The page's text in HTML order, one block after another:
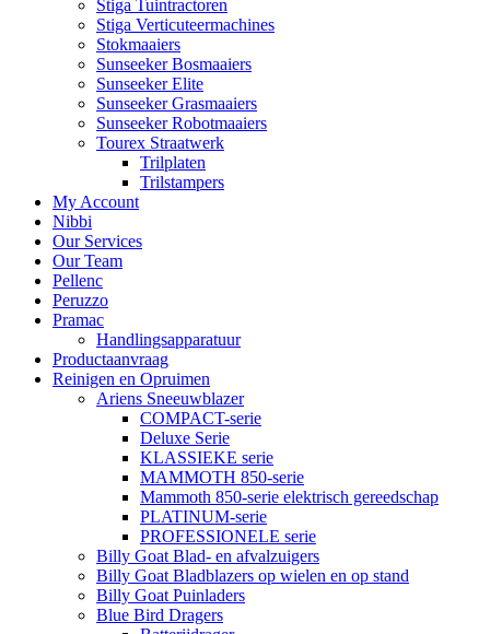
Stiga Tuintractoren
Stiga Verticuteermachines
Stokmaaiers
Sunseeker Bosmaaiers
Sunseeker Elite
Sunseeker Grasmaaiers
Sunseeker Robotmaaiers
Tourex Straatwerk
Trilplaten
Trilstampers
My Account
Nibbi
Our Services
Our Team
Pellenc
Peruzzo
Pramac
Handlingsapparatuur
Productaanvraag
Reinigen en Opruimen
Ariens Sneeuwblazer
COMPACT-serie
Deluxe Serie
KLASSIEKE serie
MAMMOTH 850-serie
Mammoth 850-serie elektrisch gereedschap
PLATINUM-serie
PROFESSIONELE serie
Billy Goat Blad- en afvalzuigers
Billy Goat Bladblazers op wielen en op stand
Billy Goat Puinladers
Blue Bird Dragers